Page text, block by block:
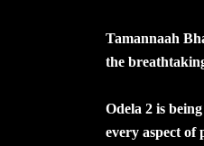
Tamannaah
the
Odela 2 is
every aspect of